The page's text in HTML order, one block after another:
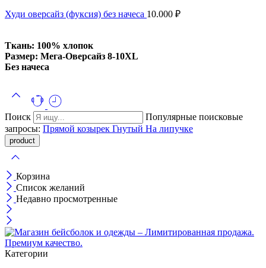
Худи оверсайз (фуксия) без начеса 10.000 ₽
Ткань: 100% хлопок
Размер: Мега-Оверсайз 8-10XL
Без начеса
Поиск
Популярные поисковые
запросы: Прямой козырек Гнутый На липучке
Корзина
Список желаний
Недавно просмотренные
Категории